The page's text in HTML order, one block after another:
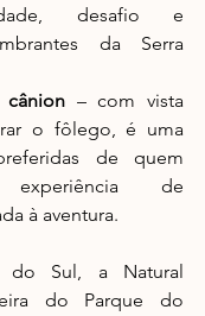
desafio e
da Serra
– com vista
o fôlego, é uma
de quem
de
à aventura.
do Sul, a Natural
do Parque do